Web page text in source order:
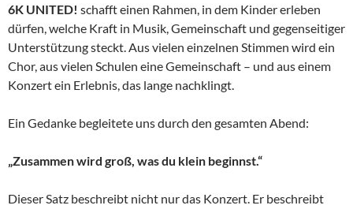
6K UNITED! schafft einen Rahmen, in dem Kinder erleben
dürfen, welche Kraft in Musik, Gemeinschaft und gegenseitiger
Unterstützung steckt. Aus vielen einzelnen Stimmen wird ein
Chor, aus vielen Schulen eine Gemeinschaft – und aus einem
Konzert ein Erlebnis, das lange nachklingt.
Ein Gedanke begleitete uns durch den gesamten Abend:
„Zusammen wird groß, was du klein beginnst.“
Dieser Satz beschreibt nicht nur das Konzert. Er beschreibt